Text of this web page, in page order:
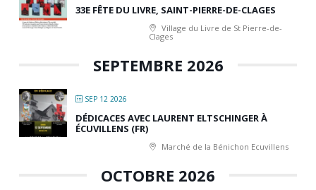
33E FÊTE DU LIVRE, SAINT-PIERRE-DE-CLAGES
Village du Livre de St Pierre-de-
Clages
SEPTEMBRE 2026
SEP 12 2026
DÉDICACES AVEC LAURENT ELTSCHINGER À
ÉCUVILLENS (FR)
Marché de la Bénichon Ecuvillens
OCTOBRE 2026